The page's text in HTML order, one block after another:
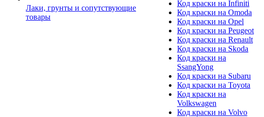
Лаки, грунты и сопутствующие
товары
Код краски на Infiniti
Код краски на Omoda
Код краски на Opel
Код краски на Peugeot
Код краски на Renault
Код краски на Skoda
Код краски на
SsangYong
Код краски на Subaru
Код краски на Toyota
Код краски на
Volkswagen
Код краски на Volvo